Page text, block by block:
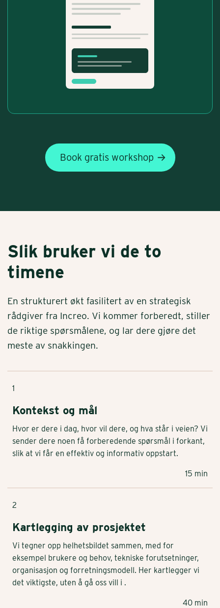
Book gratis workshop
Slik bruker vi de to
timene
En strukturert økt fasilitert av en strategisk
rådgiver fra Increo. Vi kommer forberedt, stiller
de riktige spørsmålene, og lar dere gjøre det
meste av snakkingen.
1
Kontekst og mål
Hvor er dere i dag, hvor vil dere, og hva står i veien? Vi
sender dere noen få forberedende spørsmål i forkant,
slik at vi får en effektiv og informativ oppstart.
15 min
2
Kartlegging av prosjektet
Vi tegner opp helhetsbildet sammen, med for
eksempel brukere og behov, tekniske forutsetninger,
organisasjon og forretningsmodell. Her kartlegger vi
det viktigste, uten å gå oss vill i .
40 min